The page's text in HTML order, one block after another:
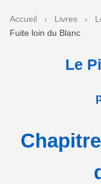
Accueil › Livres ›
Fuite loin du Blanc
Le